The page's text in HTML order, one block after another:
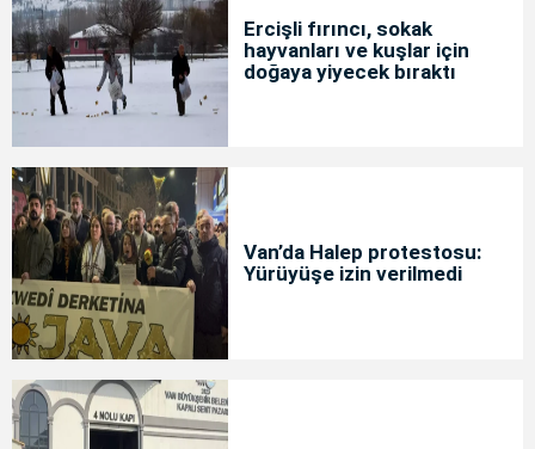
Ercişli fırıncı, sokak
hayvanları ve kuşlar için
doğaya yiyecek bıraktı
Van’da Halep protestosu:
Yürüyüşe izin verilmedi